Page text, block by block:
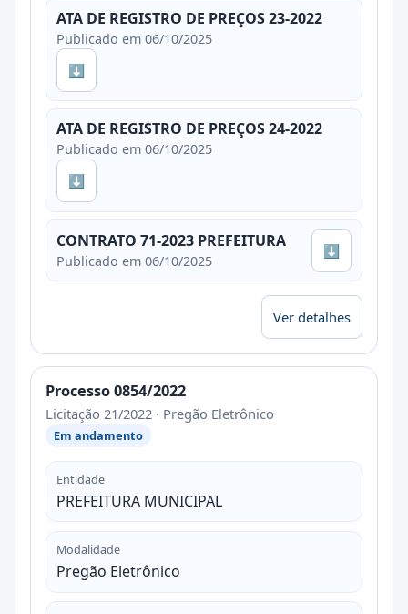
ATA DE REGISTRO DE PREÇOS 23-2022
Publicado em 06/10/2025
⬇
ATA DE REGISTRO DE PREÇOS 24-2022
Publicado em 06/10/2025
⬇
CONTRATO 71-2023 PREFEITURA
Publicado em 06/10/2025
⬇
Ver detalhes
Processo 0854/2022
Licitação 21/2022 · Pregão Eletrônico
Em andamento
Entidade
PREFEITURA MUNICIPAL
Modalidade
Pregão Eletrônico